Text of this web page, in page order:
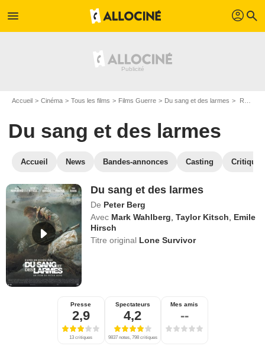
menu profil search
Accueil Cinéma Tous les films Films Guerre Du sang et des larmes Regarder Du sang et des larmes en SVOD
Du sang et des larmes
Accueil News Bandes-annonces Casting
Du sang et des larmes
De Peter Berg
Avec Mark Wahlberg ,Taylor Kitsch
Emile
Hirsch
Titre original Lone Survivor
Presse
2,9
13 critiques
Spectateurs
4,2
9837 notes, 798 critiques
Mes amis
--